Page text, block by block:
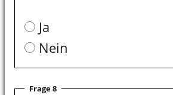
Ja
Nein
Frage 8